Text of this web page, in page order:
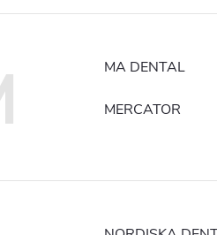
MA DENTAL
MERCATOR